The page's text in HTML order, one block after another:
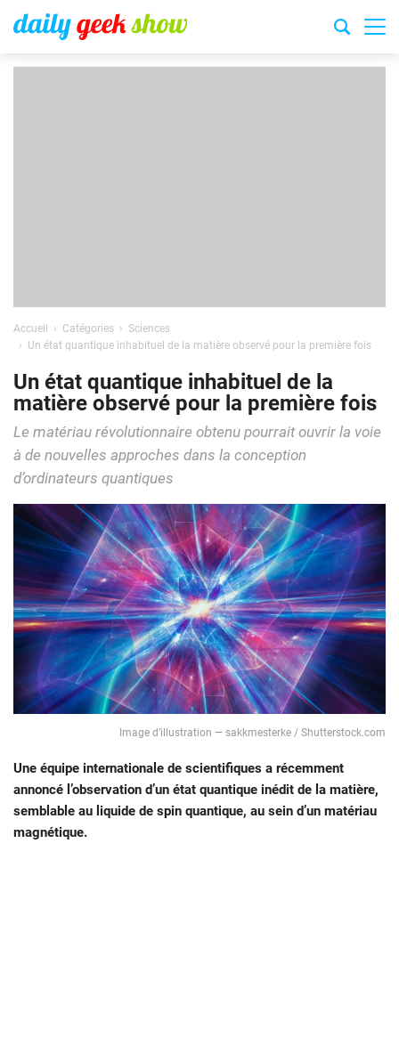
Accueil Catégories
Sciences
Un état quantique inhabituel de la matière observé pour la première fois
Un état quantique inhabituel de la
matière observé pour la première fois
Le matériau révolutionnaire obtenu pourrait ouvrir la voie
à de nouvelles approches dans la conception
d’ordinateurs quantiques
Image d’illustration — sakkmesterke / Shutterstock.com
Une équipe internationale de scientifiques a récemment
annoncé l’observation d’un état quantique inédit de la matière,
semblable au liquide de spin quantique, au sein d’un matériau
magnétique.